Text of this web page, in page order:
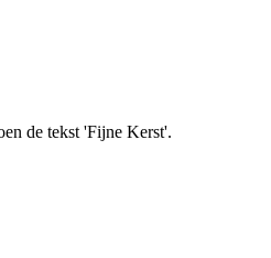
de tekst 'Fijne Kerst'.